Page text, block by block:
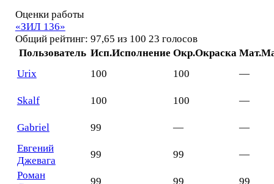
Оценки работы
«ЗИЛ 136»
Общий рейтинг: 97,65 из 100 23 голосов
Пользователь Исп.Исполнение Окр.Окраска Мат.
Urix
100 100 —
Skalf 100 100 —
Gabriel 99 —
—
Евгений
Джевага
99 99
—
Роман
99 99
99